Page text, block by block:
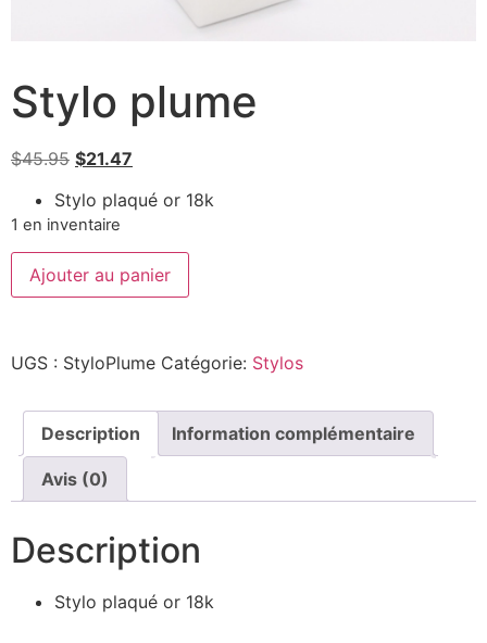
Stylo plume
$45.95 $21.47
Stylo plaqué or 18k
1 en inventaire
Ajouter au panier
UGS : StyloPlume Catégorie: Stylos
Description Information complémentaire
Avis (0)
Description
Stylo plaqué or 18k